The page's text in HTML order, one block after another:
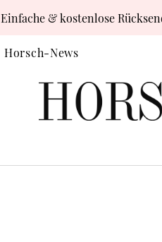
Einfache & kostenlose
Horsch-News